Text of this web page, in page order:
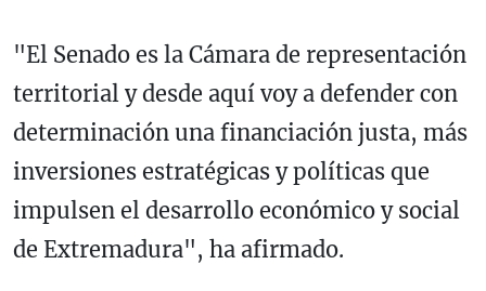
"El Senado es la Cámara de representación
territorial y desde aquí voy a defender con
determinación una financiación justa, más
inversiones estratégicas y políticas que
impulsen el desarrollo económico y social
de Extremadura", ha afirmado.